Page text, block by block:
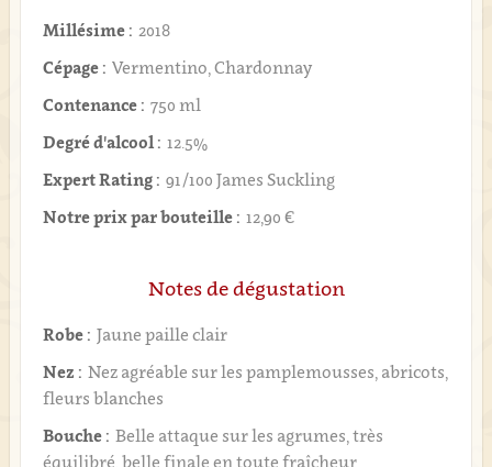
Millésime : 2018
Cépage : Vermentino, Chardonnay
Contenance : 750 ml
Degré d'alcool : 12.5%
Expert Rating : 91/100 James Suckling
Notre prix par bouteille : 12,90 €
Notes de dégustation
Robe : Jaune paille clair
Nez : Nez agréable sur les pamplemousses, abricots,
fleurs blanches
Bouche : Belle attaque sur les agrumes, très
équilibré, belle finale en toute fraîcheur